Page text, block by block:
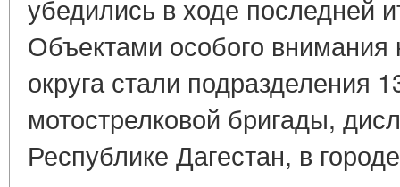
убедились в ходе последней
Объектами особого
округа стали подразделения
мотострелковой бригады,
Республике Дагестан, в